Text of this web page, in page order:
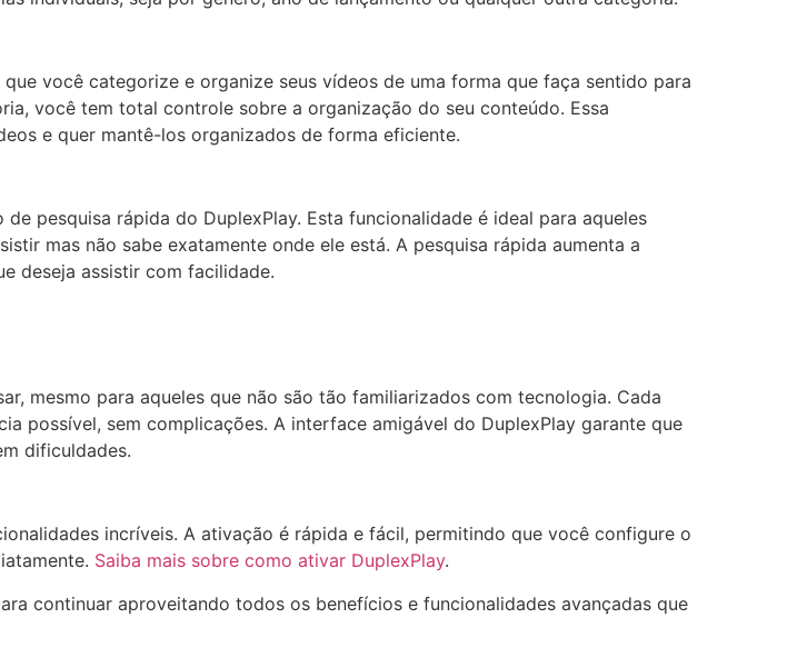
você categorize e organize seus vídeos de uma forma que faça sentido para
você tem total controle sobre a organização do seu conteúdo. Essa
e quer mantê-los organizados de forma eficiente.
pesquisa rápida do DuplexPlay. Esta funcionalidade é ideal para aqueles
mas não sabe exatamente onde ele está. A pesquisa rápida aumenta a
deseja assistir com facilidade.
mesmo para aqueles que não são tão familiarizados com tecnologia. Cada
possível, sem complicações. A interface amigável do DuplexPlay garante que
dificuldades.
incríveis. A ativação é rápida e fácil, permitindo que você configure o
Saiba mais sobre como ativar DuplexPlay.
continuar aproveitando todos os benefícios e funcionalidades avançadas que